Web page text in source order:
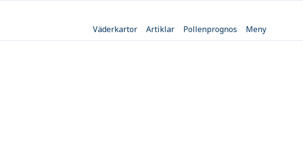
Väderkartor Artiklar Pollenprognos Meny